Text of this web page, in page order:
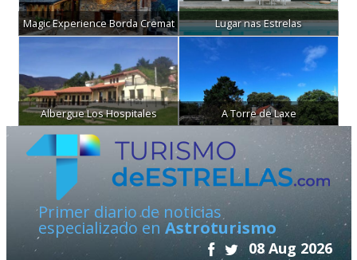
Magic Experience Borda Cremat Lugar nas Estrelas
Albergue Los Hospitales A Torre de Laxe
Primer diario de noticias
especializado en Astroturismo
08 Aug 2026